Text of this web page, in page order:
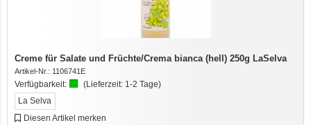
Creme für Salate und Früchte/Crema bianca (hell) 250g LaSelva
Artikel-Nr.: 1106741E
Verfügbarkeit: (Lieferzeit: 1-2 Tage)
La Selva
Diesen Artikel merken